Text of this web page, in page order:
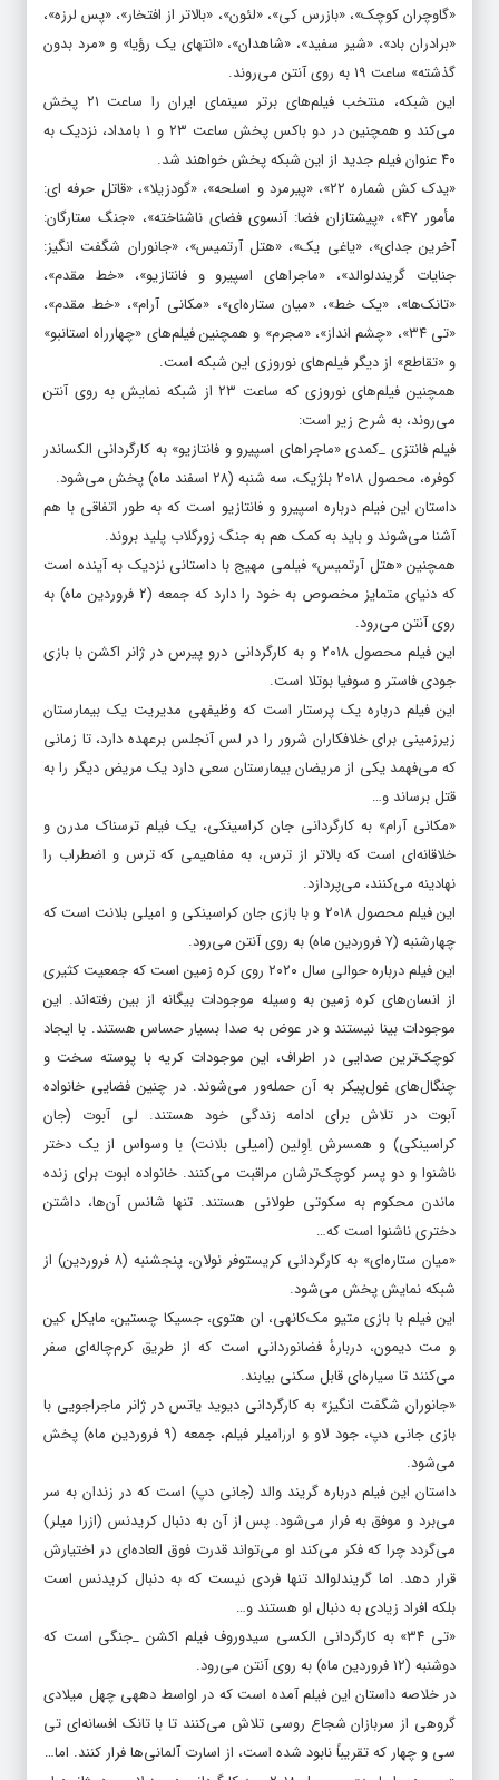
پولن»، «اتاق پسر»، «توت فرنگی‌های وحشی»، «فرزندان افتخار»،
«گاوچران کوچک»، «بازرس کی»، «لئون»، «بالاتر از افتخار»، «پس لرزه»،
«برادران باد»، «شیر سفید»، «شاهدان»، «انتهای یک رؤیا» و «مرد بدون
گذشته» ساعت ۱۹ به روی آنتن می‌روند.
این شبکه، منتخب فیلم‌های برتر سینمای ایران را ساعت ۲۱ پخش
۴۰ عنوان فیلم جدید از این شبکه پخش خواهند شد.
«یدک کش شماره ۲۲»، «پیرمرد و اسلحه»، «گودزیلا»، «قاتل حرفه ای:
مأمور ۴۷»، «پیشتازان فضا: آنسوی فضای ناشناخته»، «جنگ ستارگان:
آخرین جدای»، «یاغی یک»، «هتل آرتمیس»، «جانوران شگفت انگیز:
جنایات گریندلوالد»، «ماجراهای اسپیرو و فانتازیو»، «خط مقدم»،
«تانک‌ها»، «یک خط»، «میان ستاره‌ای»، «مکانی آرام»، «خط مقدم»،
«تی ۳۴»، «چشم انداز»، «مجرم» و همچنین فیلم‌های «چهارراه استانبو»
و «تقاطع» از دیگر فیلم‌های نوروزی این شبکه است.
می‌روند، به شرح زیر است:
فیلم فانتزی _کمدی «ماجراهای اسپیرو و فانتازیو» به کارگردانی الکساندر
کوفره، محصول ۲۰۱۸ بلژیک، سه شنبه (۲۸ اسفند ماه) پخش می‌شود.
داستان این فیلم درباره اسپیرو و فانتازیو است که به طور اتفاقی با هم
آشنا می‌شوند و باید به کمک هم به جنگ زورگلاب پلید بروند.
همچنین «هتل آرتمیس» فیلمی مهیج با داستانی نزدیک به آینده است
روی آنتن می‌رود.
این فیلم محصول ۲۰۱۸ و به کارگردانی درو پیرس در ژانر اکشن با بازی
جودی فاستر و سوفیا بوتلا است.
این فیلم درباره یک پرستار است که وظیفه‎ی مدیریت یک بیمارستان
زیرزمینی برای خلافکاران شرور را در لس آنجلس برعهده دارد، تا زمانی
که می‌فهمد یکی از مریضان بیمارستان سعی دارد یک مریض دیگر را به
قتل برساند و…
«مکانی آرام» به کارگردانی جان کراسینکی، یک فیلم ترسناک مدرن و
خلاقانه‌ای است که بالاتر از ترس، به مفاهیمی که ترس و اضطراب را
نهادینه می‌کنند، می‌پردازد.
این فیلم محصول ۲۰۱۸ و با بازی جان کراسینکی و امیلی بلانت است که
چهارشنبه (۷ فروردین ماه) به روی آنتن می‌رود.
این فیلم درباره حوالی سال ۲۰۲۰ روی کره زمین است که جمعیت کثیری
از انسان‌های کره زمین به وسیله موجودات بیگانه از بین رفته‌اند. این
موجودات بینا نیستند و در عوض به صدا بسیار حساس هستند. با ایجاد
کوچک‌ترین صدایی در اطراف، این موجودات کریه با پوسته سخت و
چنگال‌های غول‌پیکر به آن حمله‌ور می‌شوند. در چنین فضایی خانواده
آبوت در تلاش برای ادامه زندگی خود هستند. لی آبوت (جان
کراسینکی) و همسرش اِوِلین (امیلی بلانت) با وسواس از یک دختر
ناشنوا و دو پسر کوچک‌ترشان مراقبت می‌کنند. خانواده ابوت برای زنده
ماندن محکوم به سکوتی طولانی هستند. تنها شانس آن‌ها، داشتن
دختری ناشنوا است که…
شبکه نمایش پخش می‌شود.
این فیلم با بازی متیو مک‌کانهی، ان هتوی، جسیکا چستین، مایکل کین
و مت دیمون، دربارهٔ فضانوردانی است که از طریق کرم‌چاله‌ای سفر
می‌کنند تا سیاره‌ای قابل سکنی بیابند.
«جانوران شگفت انگیز» به کارگردانی دیوید یاتس در ژانر ماجراجویی با
می‌شود.
داستان این فیلم درباره گریند والد (جانی دپ) است که در زندان به سر
می‌برد و موفق به فرار می‌شود. پس از آن به دنبال کریدنس (ازرا میلر)
می‌گردد چرا که فکر می‌کند او می‌تواند قدرت فوق العاده‌ای در اختیارش
قرار دهد. اما گریندلوالد تنها فردی نیست که به دنبال کریدنس است
بلکه افراد زیادی به دنبال او هستند و…
«تی ۳۴» به کارگردانی الکسی سیدوروف فیلم اکشن _جنگی است که
دوشنبه (۱۲ فروردین ماه) به روی آنتن می‌رود.
در خلاصه داستان این فیلم آمده است که در اواسط دهه‎ی چهل میلادی
گروهی از سربازان شجاع روسی تلاش می‌کنند تا با تانک افسانه‌ای تی